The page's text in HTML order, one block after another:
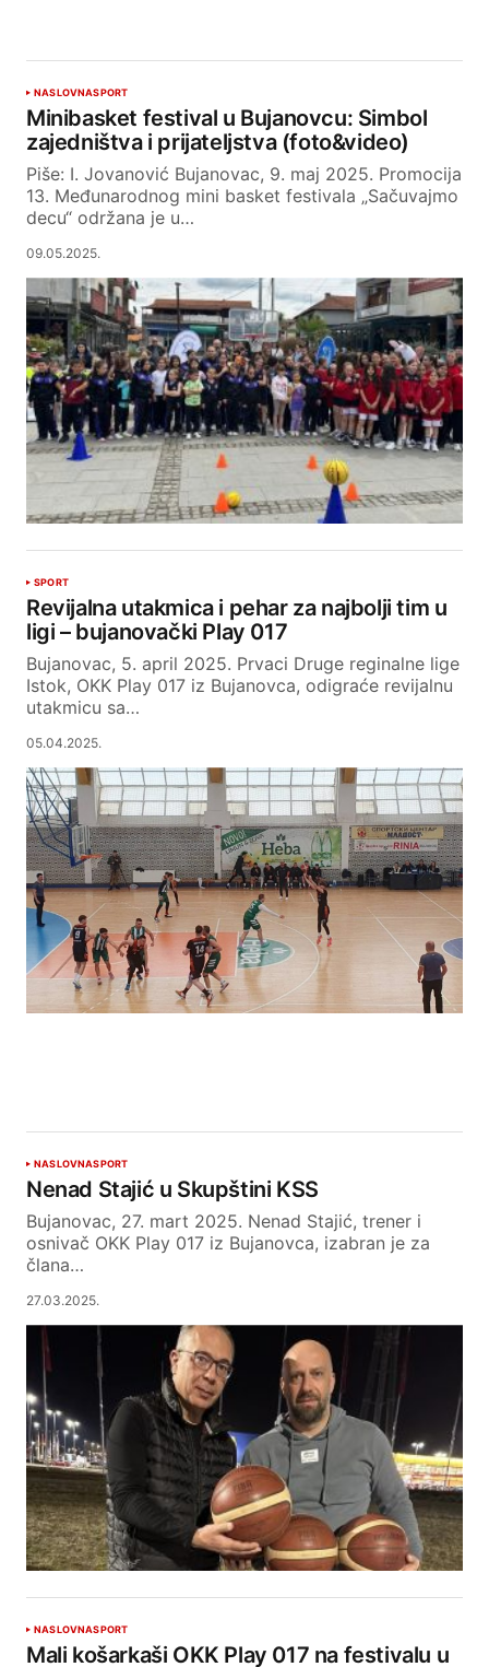
NASLOVNASPORT
Minibasket festival u Bujanovcu: Simbol
zajedništva i prijateljstva (foto&video)
Piše: I. Jovanović Bujanovac, 9. maj 2025. Promocija
13. Međunarodnog mini basket festivala „Sačuvajmo
decu“ održana je u…
09.05.2025.
SPORT
Revijalna utakmica i pehar za najbolji tim u
ligi – bujanovački Play 017
Bujanovac, 5. april 2025. Prvaci Druge reginalne lige
Istok, OKK Play 017 iz Bujanovca, odigraće revijalnu
utakmicu sa…
05.04.2025.
NASLOVNASPORT
Nenad Stajić u Skupštini KSS
Bujanovac, 27. mart 2025. Nenad Stajić, trener i
osnivač OKK Play 017 iz Bujanovca, izabran je za
člana…
27.03.2025.
NASLOVNASPORT
Mali košarkaši OKK Play 017 na festivalu u